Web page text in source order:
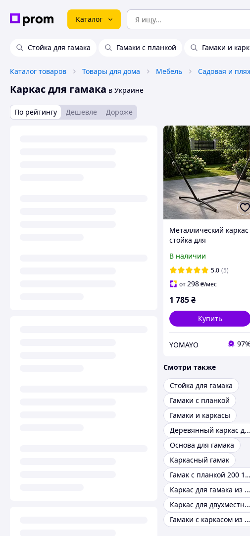
Каталог
Стойка для гамака Гамаки с планкой Гамаки и
Каталог товаров Товары для дома Мебель Садовая и
Каркас для гамака в Украине
По рейтингу Дешевле Дороже
Металлический каркас
стойка для
Bonro B-094 (120 кг) /
Подставка каркас под
садовый гамак
В наличии
5.0 (5)
от298₴/мес
1 785₴
Купить
YOMAYO 97%
Смотри также
Стойка для гамака
Гамаки с планкой
Гамаки и каркасы
Деревянный каркас для гамака
Основа для гамака
Каркасный гамак
Гамак с планкой 200 150
Каркас для гамака из металла
Каркас для двухместного гамака
Гамаки с каркасом из дерева